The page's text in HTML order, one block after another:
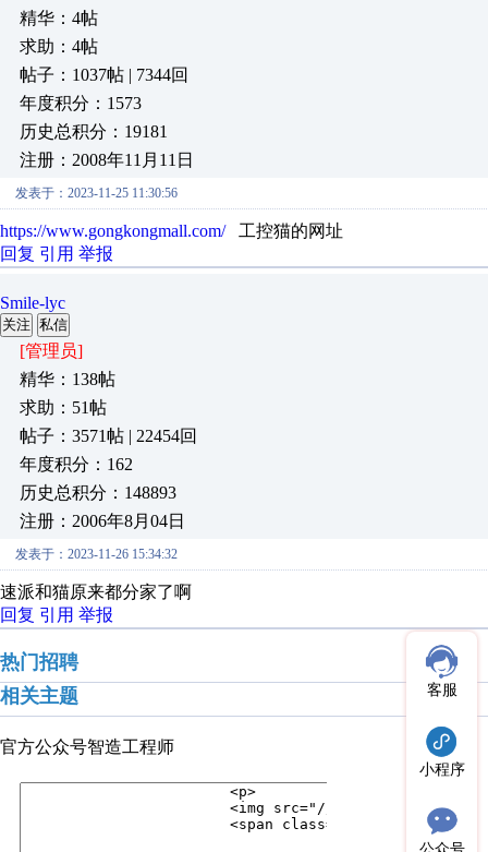
精华：4帖
求助：4帖
帖子：1037帖 | 7344回
年度积分：1573
历史总积分：19181
注册：2008年11月11日
发表于：2023-11-25 11:30:56
https://www.gongkongmall.com/工控猫的网址
回复 引用 举报
Smile-lyc
关注 私信
[管理员]
精华：138帖
求助：51帖
帖子：3571帖 | 22454回
年度积分：162
历史总积分：148893
注册：2006年8月04日
发表于：2023-11-26 15:34:32
速派和猫原来都分家了啊
回复 引用 举报
热门招聘
相关主题
官方公众号智造工程师
客服
小程序